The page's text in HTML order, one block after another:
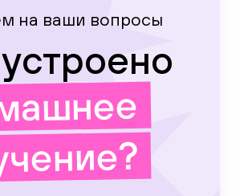
на ваши вопросы